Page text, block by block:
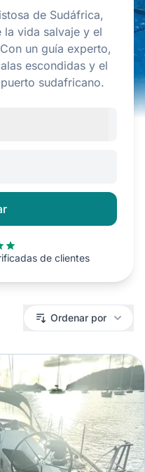
de Sudáfrica,
la vida salvaje y el
un guía experto,
escondidas y el
sudafricano.
de clientes
Ordenar por